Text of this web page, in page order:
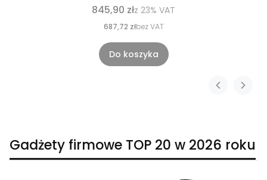
845,90 złz 23% VAT
687,72 złbez VAT
Do koszyka
Gadżety firmowe TOP 20 w 2026 roku